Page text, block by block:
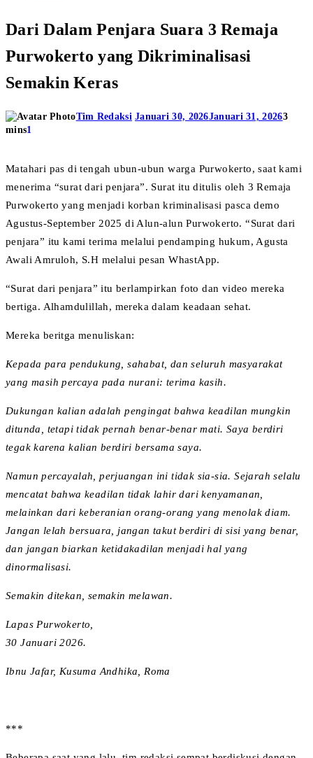
Dari Dalam Penjara Suara 3 Remaja
Purwokerto yang Dikriminalisasi
Semakin Keras
Tim Redaksi Januari 30, 2026Januari 31, 20263
mins1
Matahari pas di tengah ubun-ubun warga Purwokerto, saat kami
menerima “surat dari penjara”. Surat itu ditulis oleh 3 Remaja
Purwokerto yang menjadi korban kriminalisasi pasca demo
Agustus-September 2025 di Alun-alun Purwokerto. “Surat dari
penjara” itu kami terima melalui pendamping hukum, Agusta
Awali Amruloh, S.H melalui pesan WhastApp.
“Surat dari penjara” itu berlampirkan foto dan video mereka
bertiga. Alhamdulillah, mereka dalam keadaan sehat.
Mereka beritga menuliskan:
Kepada para pendukung, sahabat, dan seluruh masyarakat
yang masih percaya pada nurani: terima kasih.
Dukungan kalian adalah pengingat bahwa keadilan mungkin
ditunda, tetapi tidak pernah benar-benar mati. Saya berdiri
tegak karena kalian berdiri bersama saya.
Namun percayalah, perjuangan ini tidak sia-sia. Sejarah selalu
mencatat bahwa keadilan tidak lahir dari kenyamanan,
melainkan dari keberanian orang-orang yang menolak diam.
Jangan lelah bersuara, jangan takut berdiri di sisi yang benar,
dan jangan biarkan ketidakadilan menjadi hal yang
dinormalisasi.
Semakin ditekan, semakin melawan.
Lapas Purwokerto,
30 Januari 2026.
Ibnu Jafar, Kusuma Andhika, Roma
***